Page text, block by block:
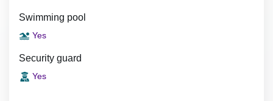
Swimming pool
Yes
Security guard
Yes